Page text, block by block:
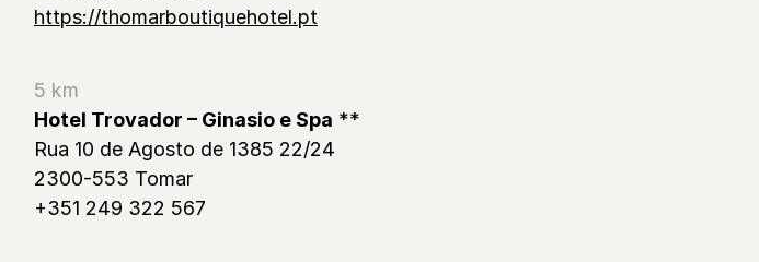
https://thomarboutiquehotel.pt
5 km
Hotel Trovador – Ginasio e Spa **
Rua 10 de Agosto de 1385 22/24
2300-553 Tomar
+351 249 322 567